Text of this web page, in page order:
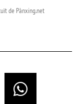
de Pànxing.net​